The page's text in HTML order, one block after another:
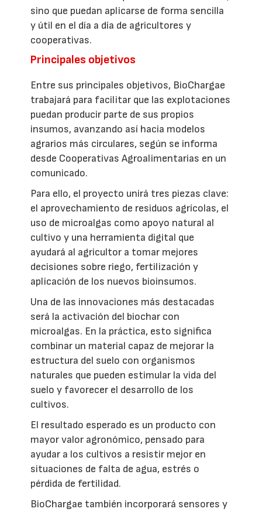
sino que puedan aplicarse de forma sencilla
y útil en el día a día de agricultores y
cooperativas.
Principales objetivos
Entre sus principales objetivos, BioChargae
trabajará para facilitar que las explotaciones
puedan producir parte de sus propios
insumos, avanzando así hacia modelos
agrarios más circulares, según se informa
desde Cooperativas Agroalimentarias en un
comunicado.
Para ello, el proyecto unirá tres piezas clave:
el aprovechamiento de residuos agrícolas, el
uso de microalgas como apoyo natural al
cultivo y una herramienta digital que
ayudará al agricultor a tomar mejores
decisiones sobre riego, fertilización y
aplicación de los nuevos bioinsumos.
Una de las innovaciones más destacadas
será la activación del biochar con
microalgas. En la práctica, esto significa
combinar un material capaz de mejorar la
estructura del suelo con organismos
naturales que pueden estimular la vida del
suelo y favorecer el desarrollo de los
cultivos.
El resultado esperado es un producto con
mayor valor agronómico, pensado para
ayudar a los cultivos a resistir mejor en
situaciones de falta de agua, estrés o
pérdida de fertilidad.
BioChargae también incorporará sensores y